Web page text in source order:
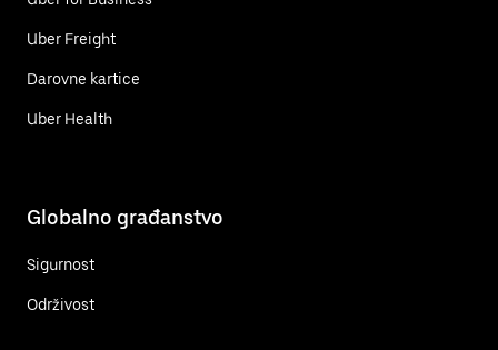
Uber Freight
Darovne kartice
Uber Health
Globalno građanstvo
Sigurnost
Održivost